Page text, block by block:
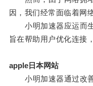
因，我们经常面临着网
小明加速器应运而生
旨在帮助用户优化连接
apple日本网站
小明加速器通过改善